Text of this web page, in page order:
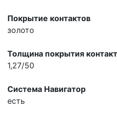
Покрытие контактов
золото
Толщина покрытия
1,27/50
Система Навигатор
есть